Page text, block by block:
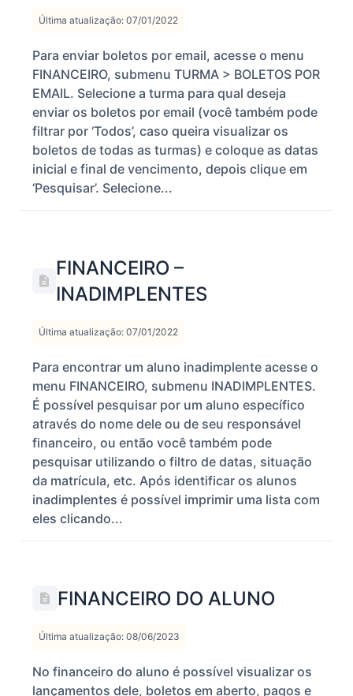
Última atualização: 07/01/2022
Para enviar boletos por email, acesse o menu
FINANCEIRO, submenu TURMA > BOLETOS POR
EMAIL. Selecione a turma para qual deseja
enviar os boletos por email (você também pode
filtrar por ‘Todos’, caso queira visualizar os
boletos de todas as turmas) e coloque as datas
inicial e final de vencimento, depois clique em
‘Pesquisar’. Selecione...
FINANCEIRO –
INADIMPLENTES
Última atualização: 07/01/2022
Para encontrar um aluno inadimplente acesse o
menu FINANCEIRO, submenu INADIMPLENTES.
É possível pesquisar por um aluno específico
através do nome dele ou de seu responsável
financeiro, ou então você também pode
pesquisar utilizando o filtro de datas, situação
da matrícula, etc. Após identificar os alunos
inadimplentes é possível imprimir uma lista com
eles clicando...
FINANCEIRO DO ALUNO
Última atualização: 08/06/2023
No financeiro do aluno é possível visualizar os
lançamentos dele, boletos em aberto, pagos e